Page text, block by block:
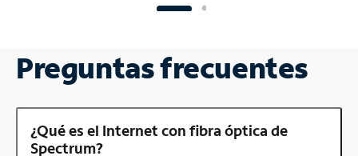
Preguntas frecuentes
¿Qué es el Internet con fibra óptica de
Spectrum?